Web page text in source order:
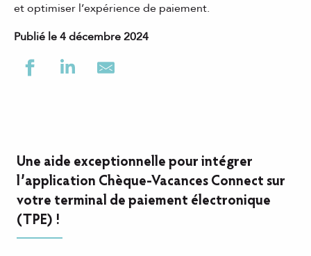
et optimiser l’expérience de paiement.
Publié le 4 décembre 2024
Une aide exceptionnelle pour intégrer
l’application Chèque-Vacances Connect sur
votre terminal de paiement électronique
(TPE) !